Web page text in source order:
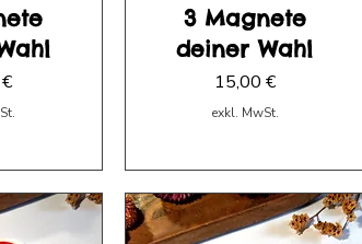
3 Magnete
deiner Wahl
Preis
15,00 €
exkl. MwSt.